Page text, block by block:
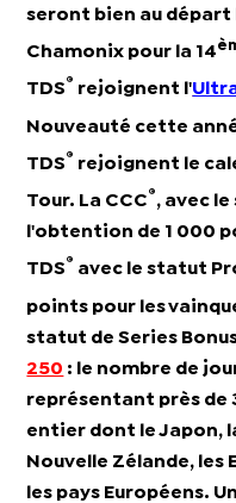
seront bien au départ
Chamonix pour la 14
TDS® rejoignent l'
Nouveauté cette
TDS® rejoignent le
Tour. La CCC®, avec
l'obtention de 1 000
TDS® avec le statut
points pour les
statut de Series
250 : le nombre de
représentant près de
entier dont le Japon,
Nouvelle Zélande, les
les pays Européens.